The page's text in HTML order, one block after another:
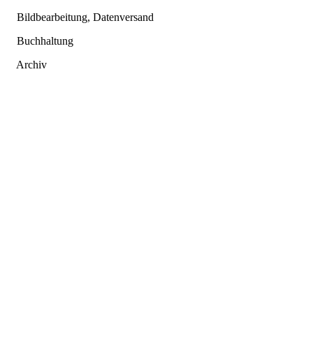
Bildbearbeitung, Datenversand
Buchhaltung
Archiv